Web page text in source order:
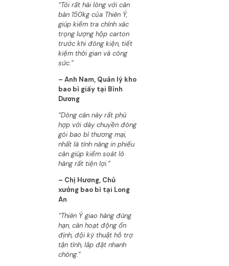
“Tôi rất hài lòng với cân
bàn 150kg của Thiên Ý,
giúp kiểm tra chính xác
trọng lượng hộp carton
trước khi đóng kiện, tiết
kiệm thời gian và công
sức.”
– Anh Nam, Quản lý kho
bao bì giấy tại Bình
Dương
“Dòng cân này rất phù
hợp với dây chuyền đóng
gói bao bì thương mại,
nhất là tính năng in phiếu
cân giúp kiểm soát lô
hàng rất tiện lợi.”
– Chị Hương, Chủ
xưởng bao bì tại Long
An
“Thiên Ý giao hàng đúng
hạn, cân hoạt động ổn
định, đội kỹ thuật hỗ trợ
tận tình, lắp đặt nhanh
chóng.”